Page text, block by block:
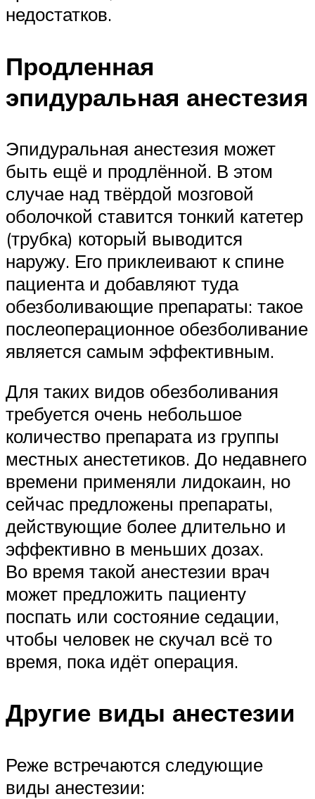
недостатков.
Продленная
эпидуральная анестезия
Эпидуральная анестезия может
быть ещё и продлённой. В этом
случае над твёрдой мозговой
оболочкой ставится тонкий катетер
(трубка) который выводится
наружу. Его приклеивают к спине
пациента и добавляют туда
обезболивающие препараты: такое
послеоперационное обезболивание
является самым эффективным.
Для таких видов обезболивания
требуется очень небольшое
количество препарата из группы
местных анестетиков. До недавнего
времени применяли лидокаин, но
сейчас предложены препараты,
действующие более длительно и
эффективно в меньших дозах.
Во время такой анестезии врач
может предложить пациенту
поспать или состояние седации,
чтобы человек не скучал всё то
время, пока идёт операция.
Другие виды анестезии
Реже встречаются следующие
виды анестезии: